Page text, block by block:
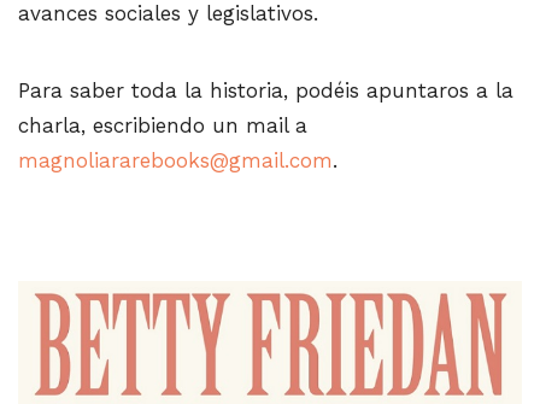
avances sociales y legislativos.
Para saber toda la historia, podéis apuntaros a la
charla, escribiendo un mail a
magnoliararebooks@gmail.com.